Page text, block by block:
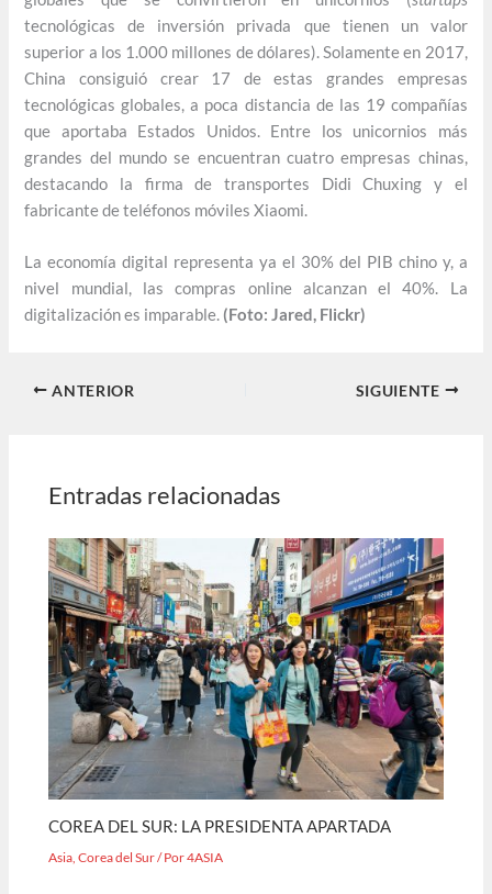
tecnológicas de inversión privada que tienen un valor
superior a los 1.000 millones de dólares). Solamente en 2017,
China consiguió crear 17 de estas grandes empresas
tecnológicas globales, a poca distancia de las 19 compañías
que aportaba Estados Unidos. Entre los unicornios más
grandes del mundo se encuentran cuatro empresas chinas,
destacando la firma de transportes Didi Chuxing y el
fabricante de teléfonos móviles Xiaomi.
La economía digital representa ya el 30% del PIB chino y, a
nivel mundial, las compras online alcanzan el 40%. La
digitalización es imparable. (Foto: Jared, Flickr)
ANTERIOR SIGUIENTE
Entradas relacionadas
COREA DEL SUR: LA PRESIDENTA APARTADA
Asia ,Corea del Sur/ Por4ASIA